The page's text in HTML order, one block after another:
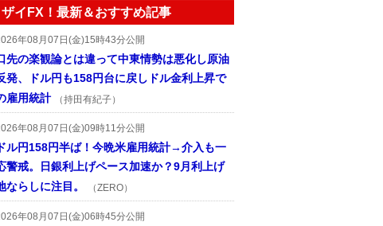
ザイFX！最新＆おすすめ記事
年08月07日(金)15時43分公開
先の楽観論とは違って中東情勢は悪化し原油
発、ドル円も158円台に戻しドル金利上昇で
雇用統計
（持田有紀子）
年08月07日(金)09時11分公開
ドル円158円半ば！今晩米雇用統計→介入も一
警戒。日銀利上げペース加速か？9月利上げ
ならしに注目。
（ZERO）
年08月07日(金)06時45分公開